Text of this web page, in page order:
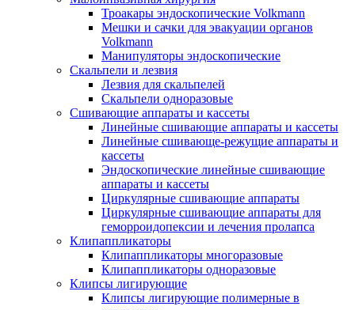
Троакары эндоскопические Volkmann
Мешки и сачки для эвакуации органов
Volkmann
Манипуляторы эндоскопические
Скальпели и лезвия
Лезвия для скальпелей
Скальпели одноразовые
Сшивающие аппараты и кассеты
Линейные сшивающие аппараты и кассеты
Линейные сшивающе-режущие аппараты и
кассеты
Эндоскопические линейные сшивающие
аппараты и кассеты
Циркулярные сшивающие аппараты
Циркулярные сшивающие аппараты для
геморроидопексии и лечения пролапса
Клипаппликаторы
Клипаппликаторы многоразовые
Клипаппликаторы одноразовые
Клипсы лигирующие
Клипсы лигирующие полимерные в